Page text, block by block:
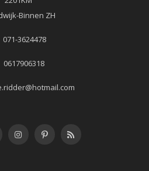
Binnen ZH
071-3624478
0617906318